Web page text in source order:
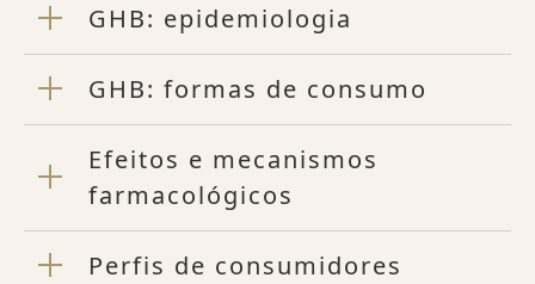
GHB: epidemiologia
GHB: formas de consumo
Efeitos e mecanismos
farmacológicos
Perfis de consumidores